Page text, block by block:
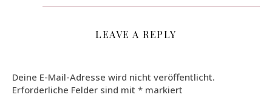
LEAVE A REPLY
Deine E-Mail-Adresse wird nicht veröffentlicht.
Erforderliche Felder sind mit * markiert